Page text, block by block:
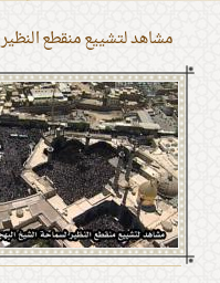
مشاهد لتشييع منقطع النظير